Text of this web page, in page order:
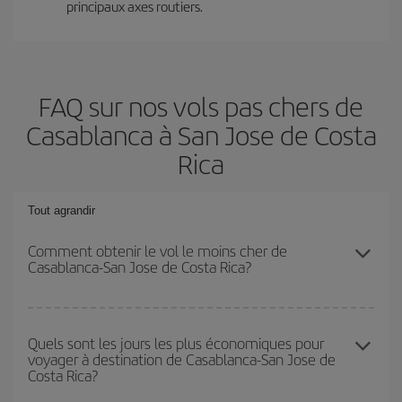
principaux axes routiers.
FAQ sur nos vols pas chers de
Casablanca à San Jose de Costa
Rica
Tout agrandir
Comment obtenir le vol le moins cher de
Casablanca-San Jose de Costa Rica?
Costa Rica-dest et bénéficiez du tarif le plus bas en évitant les
hautes saisons, en achetant à l'avance et en restant flexible sur
les dates et les horaires de votre aller-retour.
Quels sont les jours les plus économiques pour
voyager à destination de Casablanca-San Jose de
Costa Rica?